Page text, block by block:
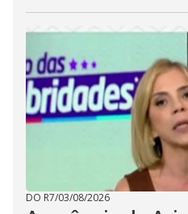
DO R7/03/08/2026